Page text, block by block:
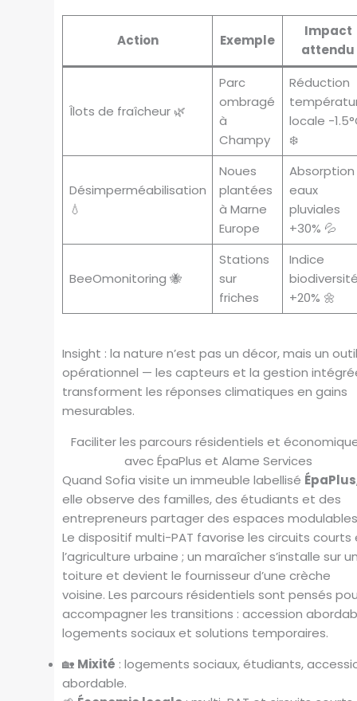
Action Exemple
Impact
attendu
Îlots de fraîcheur 🌿
Parc
ombragé
à
Champy
Réduction
locale -
❄️
Désimperméabilisation
💧
Noues
plantées
à Marne
Europe
Absorption
eaux
pluviales
+30% 💦
BeeOmonitoring 🐝
Stations
sur
friches
Indice
+20% 🌼
Insight : la nature n’est pas un décor, mais un
opérationnel — les capteurs et la gestion
transforment les réponses climatiques en gains
mesurables.
Faciliter les parcours résidentiels et
avec ÉpaPlus et Alame Services
Quand Sofia visite un immeuble labellisé ÉpaPlus
elle observe des familles, des étudiants et des
entrepreneurs partager des espaces
Le dispositif multi-PAT favorise les circuits courts
l’agriculture urbaine ; un maraîcher s’installe sur
toiture et devient le fournisseur d’une crèche
voisine. Les parcours résidentiels sont pensés
accompagner les transitions : accession
logements sociaux et solutions temporaires.
🏡 Mixité : logements sociaux, étudiants,
abordable.